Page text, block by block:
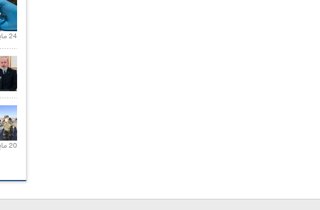
24 مايو 2021 |
20 مايو 2021 |